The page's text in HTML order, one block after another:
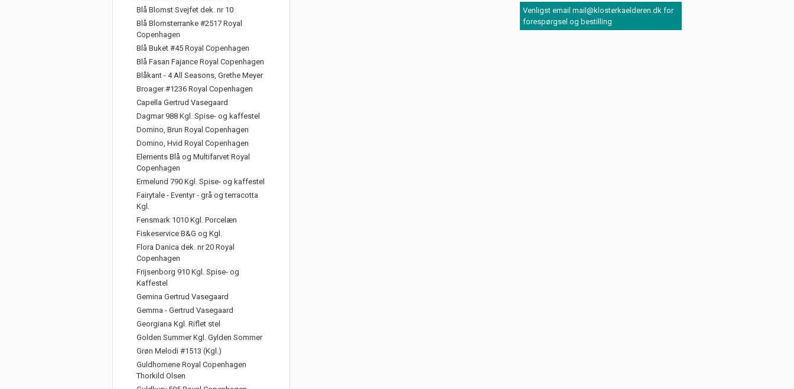
Blå Blomst Svejfet dek. nr 10
Blå Blomsterranke #2517 Royal
Copenhagen
Blå Buket #45 Royal Copenhagen
Blå Fasan Fajance Royal Copenhagen
Blåkant - 4 All Seasons, Grethe Meyer
Broager #1236 Royal Copenhagen
Capella Gertrud Vasegaard
Dagmar 988 Kgl. Spise- og kaffestel
Domino, Brun Royal Copenhagen
Domino, Hvid Royal Copenhagen
Elements Blå og Multifarvet Royal
Copenhagen
Ermelund 790 Kgl. Spise- og kaffestel
Fairytale - Eventyr - grå og terracotta
Kgl.
Fensmark 1010 Kgl. Porcelæn
Fiskeservice B&G og Kgl.
Flora Danica dek. nr 20 Royal
Copenhagen
Frijsenborg 910 Kgl. Spise- og
Kaffestel
Gemina Gertrud Vasegaard
Gemma - Gertrud Vasegaard
Georgiana Kgl. Riflet stel
Golden Summer Kgl. Gylden Sommer
Grøn Melodi #1513 (Kgl.)
Guldhornene Royal Copenhagen
Thorkild Olsen
Venligst email mail@klosterkaelderen.dk for
forespørgsel og bestilling